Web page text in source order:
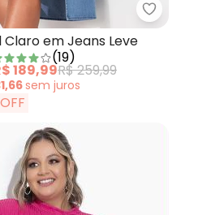
em Tricô Preta com Textura
Vestido Azul Claro em Jeans Leve
(19)
189,99R$ 259,99
sem juros